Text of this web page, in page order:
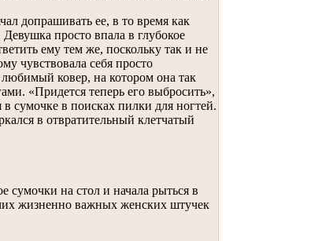
допрашивать ее, в то время как
просто впала в глубокое
ему тем же, поскольку так и не
чувствовала себя просто
ковер, на котором она так
«Придется теперь его выбросить»,
сумочке в поисках пилки для ногтей.
в отвратительный клетчатый
на стол и начала рыться в
жизненно важных женских штучек